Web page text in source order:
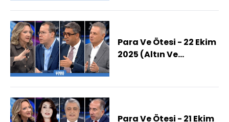
Para Ve Ötesi - 22 Ekim
2025 (Altın Ve
Sunuyor Mu?)
Para Ve Ötesi - 21 Ekim